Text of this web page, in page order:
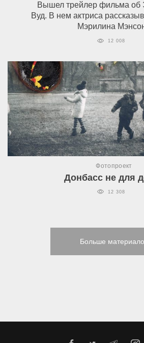
Вышел трейлер фильма об
Вуд. В нем актриса
Мэрилина
12 008
Фотопроект
Донбасс не для
12 308
Больше